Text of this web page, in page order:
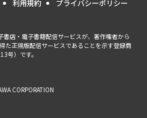
利用規約 プライバシーポリシー
書店・電子書籍配信サービスが、著作権者から
た正規版配信サービスであることを示す登録商
号）です。
CORPORATION